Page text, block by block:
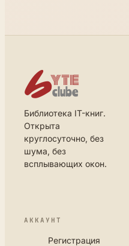
Библиотека IT-книг.
Открыта
круглосуточно, без
шума, без
всплывающих окон.
АККАУНТ
Регистрация